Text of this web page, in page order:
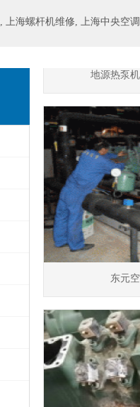
, 上海螺杆机维修, 上海中央空
东元